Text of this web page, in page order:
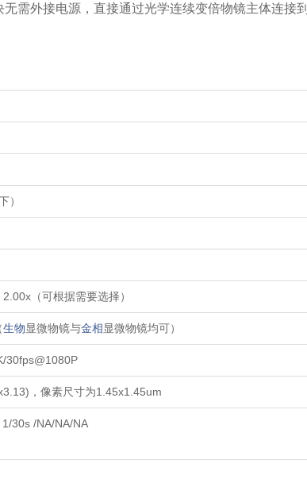
需外接电源，直接通过光学连续变倍物镜主体连接到
）
（可根据需要选择）
生物显微物镜与金相显微物镜均可）
30fps@1080P
，像素尺寸为1.45x1.45um
30s /NA/NA/NA